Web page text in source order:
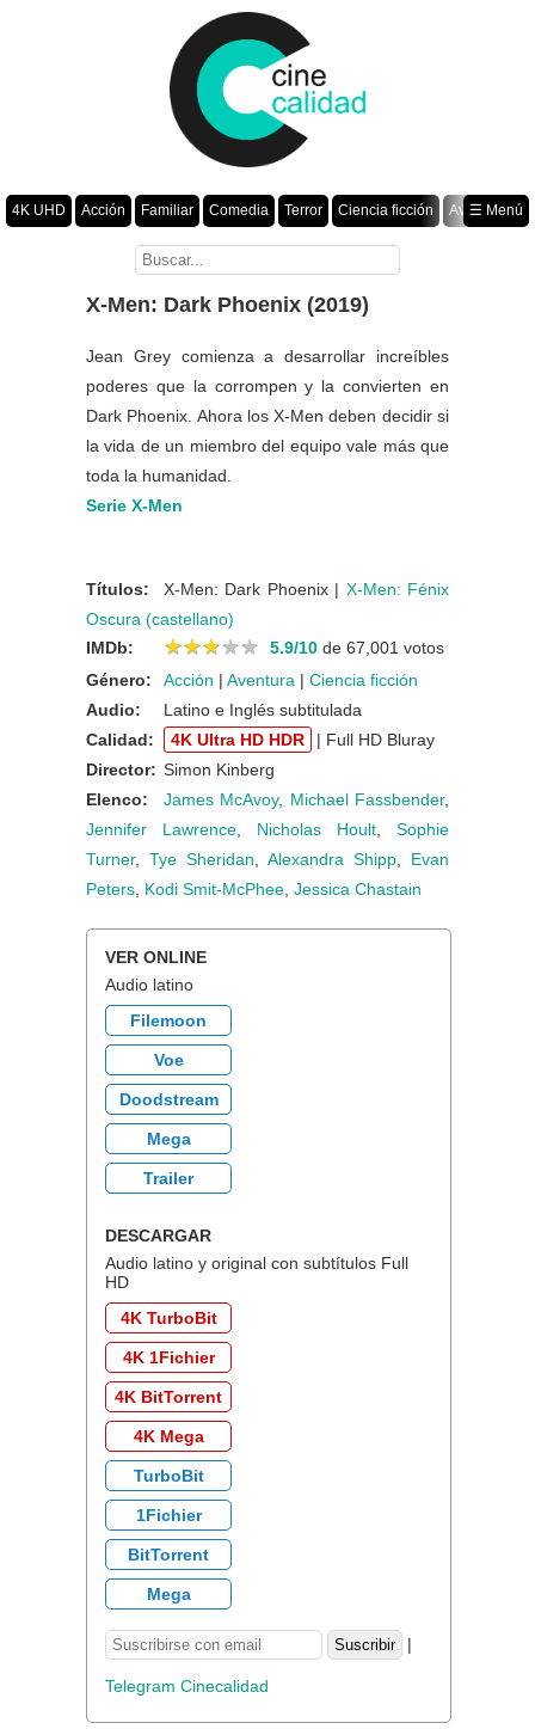
4K UHD Acción Familiar Comedia Terror Ciencia ficción
Aventura
Romance Fantasía Drama Animación Crimen
☰ Menú
X-Men: Dark Phoenix (2019)
Jean Grey comienza a desarrollar increíbles
poderes que la corrompen y la convierten en
Dark Phoenix. Ahora los X-Men deben decidir si
la vida de un miembro del equipo vale más que
toda la humanidad.
Serie X-Men
Títulos: X-Men: Dark Phoenix | X-Men: Fénix
Oscura (castellano)
IMDb:
★★★★★
★★★★★ 5.9/10 de 67,001 votos
Género:
Acción | Aventura | Ciencia ficción
Audio:
Latino e Inglés subtitulada
Calidad:
4K Ultra HD HDR
| Full HD Bluray
Director: Simon Kinberg
Elenco:
James McAvoy, Michael Fassbender,
Jennifer Lawrence
Nicholas Hoult
Sophie
Turner, Tye Sheridan Alexandra Shipp
Evan
Peters Kodi Smit-McPhee Jessica Chastain
VER ONLINE
Audio latino
Filemoon
Voe
Doodstream
Mega
Trailer
DESCARGAR
Audio latino y original con subtítulos Full
HD
4K TurboBit
4K 1Fichier
4K BitTorrent
4K Mega
TurboBit
1Fichier
BitTorrent
Mega
|
Telegram Cinecalidad